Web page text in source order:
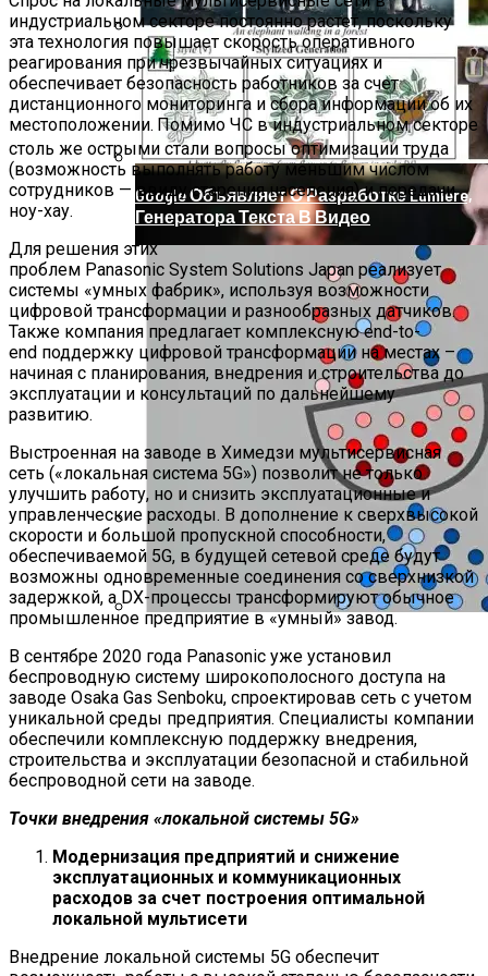
Продолжение Сериала «Счастливы
Вместе»: Когда Выйдет, Кто Из Актёров
Будет Играть, Как Сложилась Судьба
Артистов
Как Состояние Сына Михаила
Ефремова, Который Выпал Из Окна
Google Объявляет О Разработке Lumiere,
Генератора Текста В Видео
Простой Метод Ускорения Очистки
Кэша
индустриальном секторе постоянно растет, поскольку
эта технология повышает скорость оперативного
реагирования при чрезвычайных ситуациях и
обеспечивает безопасность работников за счет
дистанционного мониторинга и сбора информации об их
местоположении. Помимо ЧС в индустриальном секторе
столь же острыми стали вопросы оптимизации труда
(возможность выполнять работу меньшим числом
сотрудников — ввиду старения населения) и передачи
ноу-хау.
Для решения этих
проблем Panasonic System Solutions Japan реализует
системы «умных фабрик», используя возможности
цифровой трансформации и разнообразных датчиков.
Также компания предлагает комплексную end-to-
end поддержку цифровой трансформации на местах –
начиная с планирования, внедрения и строительства до
эксплуатации и консультаций по дальнейшему
развитию.
Выстроенная на заводе в Химедзи мультисервисная
сеть («локальная система 5G») позволит не только
улучшить работу, но и снизить эксплуатационные и
управленческие расходы. В дополнение к сверхвысокой
скорости и большой пропускной способности,
обеспечиваемой 5G, в будущей сетевой среде будут
возможны одновременные соединения со сверхнизкой
задержкой, а DX-процессы трансформируют обычное
промышленное предприятие в «умный» завод.
В сентябре 2020 года Panasonic уже установил
беспроводную систему широкополосного доступа на
заводе Osaka Gas Senboku, спроектировав сеть с учетом
уникальной среды предприятия. Специалисты компании
обеспечили комплексную поддержку внедрения,
строительства и эксплуатации безопасной и стабильной
беспроводной сети на заводе.
Точки внедрения «локальной системы 5G»
Модернизация предприятий и снижение
эксплуатационных и коммуникационных
расходов за счет построения оптимальной
локальной мультисети
Внедрение локальной системы 5G обеспечит